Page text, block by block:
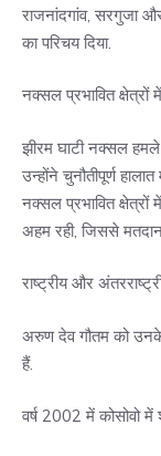
राजनांदगांव, सरगुजा
का परिचय दिया.
नक्सल प्रभावित
झीरम घाटी नक्सल हमले
उन्होंने चुनौतीपूर्ण
नक्सल प्रभावित क्षेत्रों
अहम रही, जिससे मतदान
राष्ट्रीय और
अरुण देव गौतम को उनके
हैं.
वर्ष 2002 में कोसोवो